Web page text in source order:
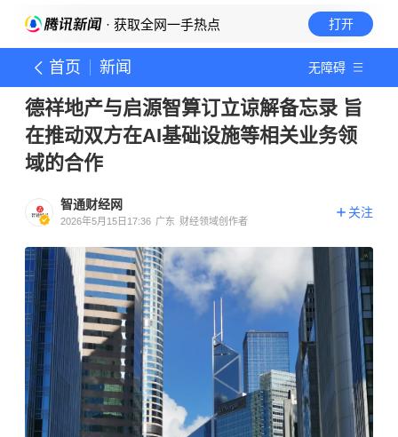
· 获取全网一手热点 打开
首页 新闻 无障碍
德祥地产与启源智算订立谅解备忘录 旨
在推动双方在AI基础设施等相关业务领
域的合作
智通财经网
2026年5月15日17:36 广东 财经领域创作者
关注